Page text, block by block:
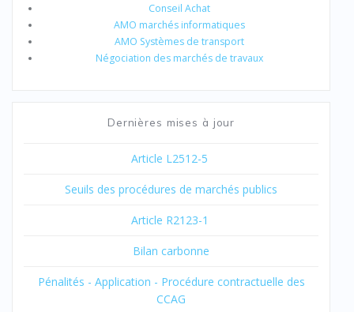
Conseil Achat
AMO marchés informatiques
AMO Systèmes de transport
Négociation des marchés de travaux
Dernières mises à jour
Article L2512-5
Seuils des procédures de marchés publics
Article R2123-1
Bilan carbonne
Pénalités - Application - Procédure contractuelle des
CCAG